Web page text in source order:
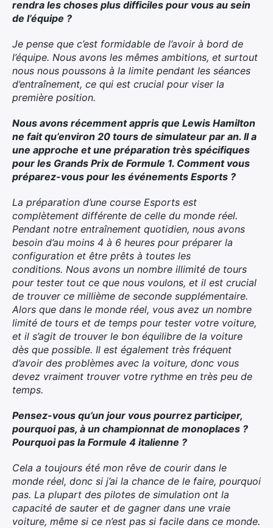
rendra les choses plus difficiles pour vous au sein
de l’équipe ?
Je pense que c’est formidable de l’avoir à bord de
l’équipe. Nous avons les mêmes ambitions, et surtout
nous nous poussons à la limite pendant les séances
d’entraînement, ce qui est crucial pour viser la
première position.
Nous avons récemment appris que Lewis Hamilton
ne fait qu’environ 20 tours de simulateur par an. Il a
une approche et une préparation très spécifiques
pour les Grands Prix de Formule 1. Comment vous
préparez-vous pour les événements Esports ?
La préparation d’une course Esports est
complètement différente de celle du monde réel.
Pendant notre entraînement quotidien, nous avons
besoin d’au moins 4 à 6 heures pour préparer la
configuration et être prêts à toutes les
conditions. Nous avons un nombre illimité de tours
pour tester tout ce que nous voulons, et il est crucial
de trouver ce millième de seconde supplémentaire.
Alors que dans le monde réel, vous avez un nombre
limité de tours et de temps pour tester votre voiture,
et il s’agit de trouver le bon équilibre de la voiture
dès que possible. Il est également très fréquent
d’avoir des problèmes avec la voiture, donc vous
devez vraiment trouver votre rythme en très peu de
temps.
Pensez-vous qu’un jour vous pourrez participer,
pourquoi pas, à un championnat de monoplaces ?
Pourquoi pas la Formule 4 italienne ?
Cela a toujours été mon rêve de courir dans le
monde réel, donc si j’ai la chance de le faire, pourquoi
pas. La plupart des pilotes de simulation ont la
capacité de sauter et de gagner dans une vraie
voiture, même si ce n’est pas si facile dans ce monde.
Rechercher
: